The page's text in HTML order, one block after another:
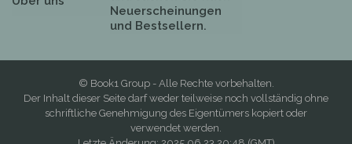
Neuerscheinungen
und Bestsellern.
© Book1 Group - Alle Rechte vorbehalten.
Der Inhalt dieser Seite darf weder teilweise noch vollständig ohne
schriftliche Genehmigung des Eigentümers kopiert oder
verwendet werden.